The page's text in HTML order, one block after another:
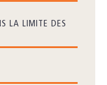
LA LIMITE DES